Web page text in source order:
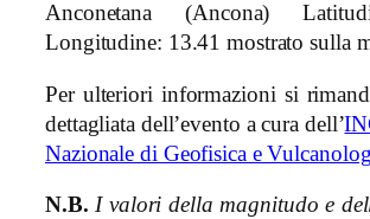
Anconetana (Ancona)
Longitudine: 13.41 mostrato sulla
Per ulteriori informazioni si
dettagliata dell’evento a cura dell’
Nazionale di Geofisica e
N.B. I valori della magnitudo e